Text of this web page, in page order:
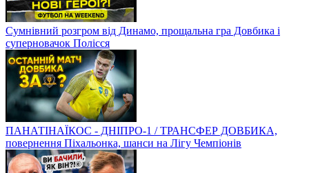
Сумнівний розгром від Динамо, прощальна гра Довбика і
суперновачок Полісся
ПАНАТІНАЇКОС - ДНІПРО-1 / ТРАНСФЕР ДОВБИКА,
повернення Піхальонка, шанси на Лігу Чемпіонів